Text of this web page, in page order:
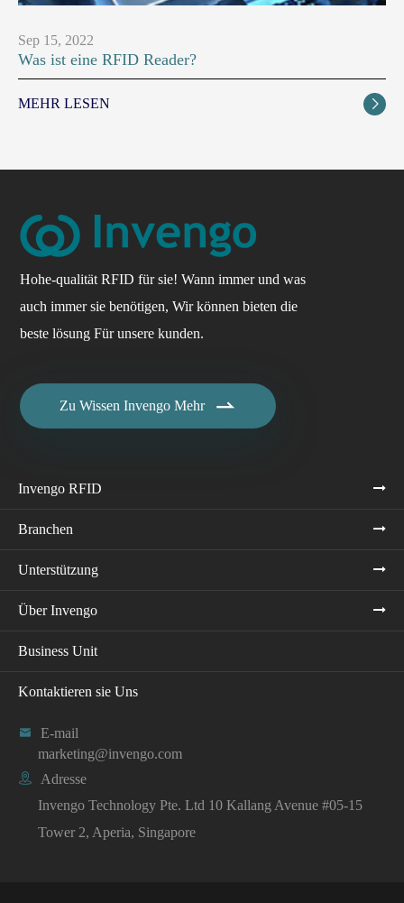
Sep 15, 2022
Was ist eine RFID Reader?
MEHR LESEN 
Hohe-qualität RFID für sie! Wann immer und was
auch immer sie benötigen, Wir können bieten die
beste lösung Für unsere kunden.
Zu Wissen Invengo Mehr 
Invengo RFID
Branchen
Unterstützung
Über Invengo
Business Unit
Kontaktieren sie Uns

E-mail
marketing@invengo.com

Adresse
Invengo Technology Pte. Ltd 10 Kallang Avenue #05-15
Tower 2, Aperia, Singapore